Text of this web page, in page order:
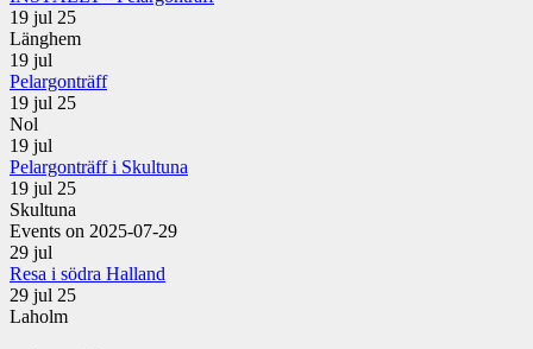
19 jul 25
Länghem
19 jul
Pelargonträff
19 jul 25
Nol
19 jul
Pelargonträff i Skultuna
19 jul 25
Skultuna
Events on 2025-07-29
29 jul
Resa i södra Halland
29 jul 25
Laholm